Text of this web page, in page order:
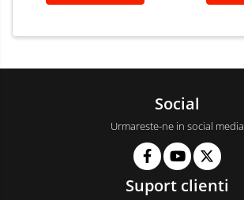
Social
Urmareste-ne in social media
Suport clienti